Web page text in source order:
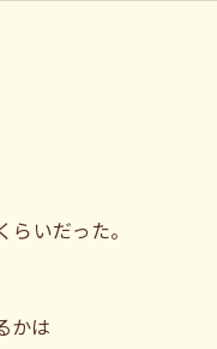
いだった。
かは